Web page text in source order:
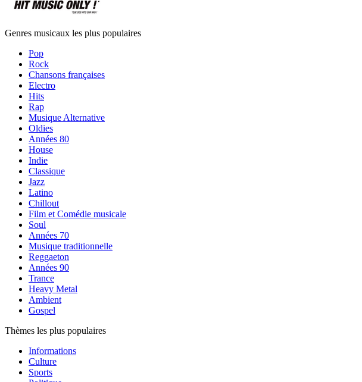
Genres musicaux les plus populaires
Pop
Rock
Chansons françaises
Electro
Hits
Rap
Musique Alternative
Oldies
Années 80
House
Indie
Classique
Jazz
Latino
Chillout
Film et Comédie musicale
Soul
Années 70
Musique traditionnelle
Reggaeton
Années 90
Trance
Heavy Metal
Ambient
Gospel
Thèmes les plus populaires
Informations
Culture
Sports